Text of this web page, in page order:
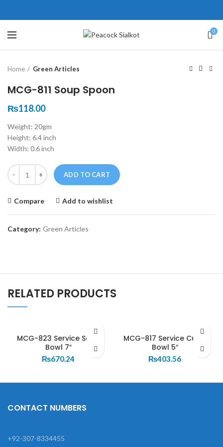
0
Click to enlarge
Home Green Articles
MCG-811 Soup Spoon
₨118.00
Weight: 20gm
Height: 6.4 inch
Width: 0.6 inch
Quantity
ADD TO CART
Compare Add to wishlist
Category: Green Articles
RELATED PRODUCTS
MCG-823 Service Soup
Bowl 7″
₨670.24
MCG-817 Service Curry
Bowl 5″
₨403.56
壯陽藥台灣購物
，這不是因為缺乏性生活，而
為缺乏溝通，所以保持談話很
盾越來越大，往往這是ED的情
會變得更加嚴重。
犀利士壯陽藥線上購買
戲都可以很好的幫助你獲得一
高質量的夫妻生活。犀利士
鬆，便於陰莖快速充血達到滿
堅硬勃起。在醫學界和陽痿病
望下，犀利士作為新一批藥
CONTACT NUMBERS
+92-307-8334455